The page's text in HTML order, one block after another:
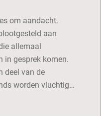
om aandacht.
aan
allemaal
in gesprek komen.
deel van de
worden vluchtig…
ACHTER EEN SUCCESVOLLE